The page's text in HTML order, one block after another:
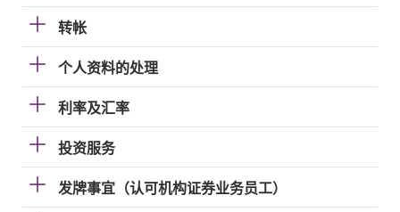
转帐
个人资料的处理
利率及汇率
投资服务
发牌事宜（认可机构证券业务员工）